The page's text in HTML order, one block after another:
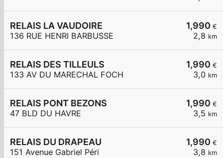
1,990 €
2,8 km
RELAIS LA VAUDOIRE
136 RUE HENRI BARBUSSE
1,990 €
3,0 km
RELAIS DES TILLEULS
133 AV DU MARECHAL FOCH
1,990 €
3,5 km
RELAIS PONT BEZONS
47 BLD DU HAVRE
1,990 €
3,8 km
RELAIS DU DRAPEAU
151 Avenue Gabriel Péri